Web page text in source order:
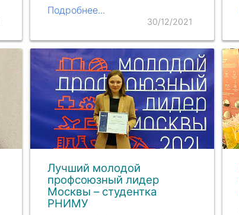
движению». Ректор
Университета
Сергей
вручил
награды трем в прошлом…
Подробнее...
30/12/2021
Лучший молодой
профсоюзный лидер
Москвы – студентка
РНИМУ